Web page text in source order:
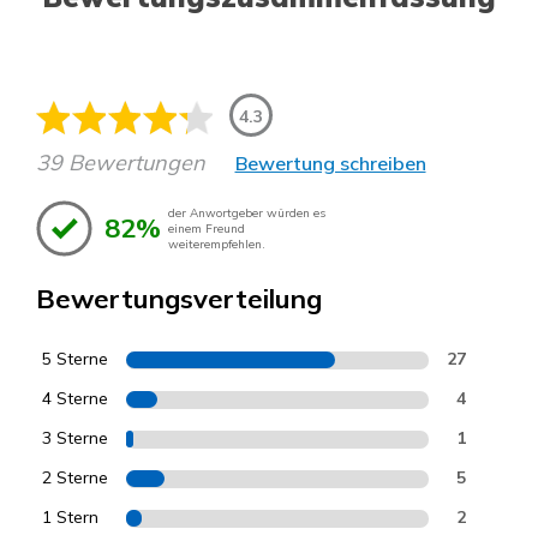
4.3
39 Bewertungen Bewertung schreiben
82% der Anwortgeber würden es
einem Freund
weiterempfehlen.
Bewertungsverteilung
5 Sterne 27
4 Sterne 4
3 Sterne 1
2 Sterne 5
1 Stern 2